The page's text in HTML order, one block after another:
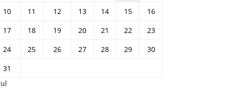
10
11 12 13 14 15
16
17
18 19 20 21 22
23
24
25 26 27 28 29
30
31